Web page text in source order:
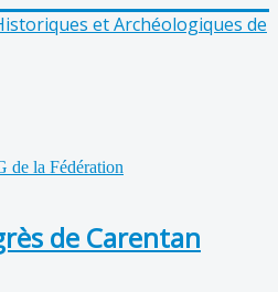
et Archéologiques de
de la Fédération
de Carentan